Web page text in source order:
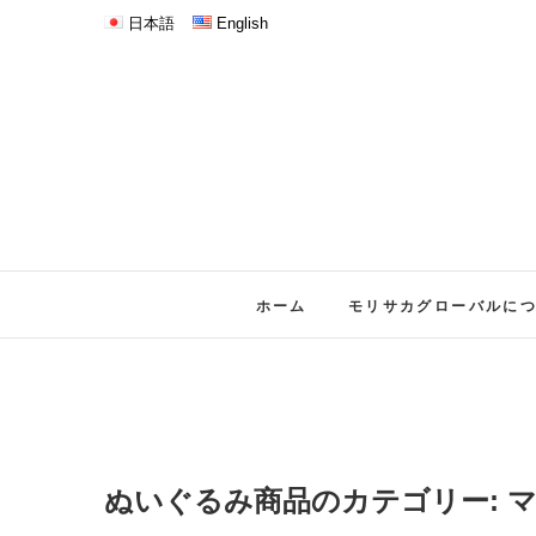
日本語 English
ホーム モリサカグローバルに
ぬいぐるみ商品のカテゴリー: